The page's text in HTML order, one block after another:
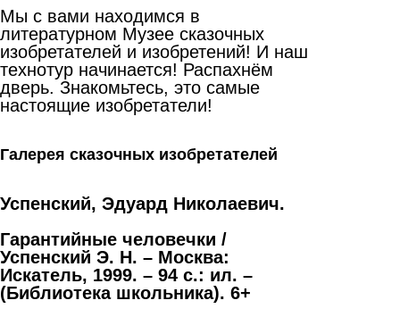
Мы с вами находимся в
литературном Музее сказочных
изобретателей и изобретений! И наш
технотур начинается! Распахнём
дверь. Знакомьтесь, это самые
настоящие изобретатели!
Галерея сказочных изобретателей
Успенский, Эдуард Николаевич.
Гарантийные человечки /
Успенский Э. Н. – Москва:
Искатель, 1999. – 94 с.: ил. –
(Библиотека школьника). 6+